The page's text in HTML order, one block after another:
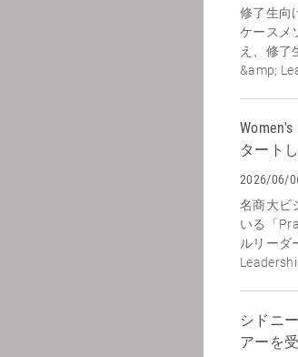
修了生向
ケースメ
え、修了
&amp;
タート
2026/06/
名商大ビ
いる「
ルリーダ
シドニ
アーを